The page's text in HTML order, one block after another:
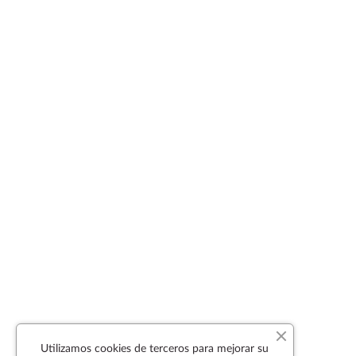
Utilizamos cookies de terceros para mejorar su